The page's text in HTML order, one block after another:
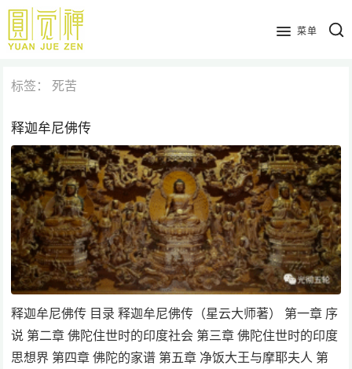
跳
主
内
菜单
标签： 死苦
释迦牟尼佛传
释迦牟尼佛传 目录 释迦牟尼佛传（星云大师著） 第一章 序
说 第二章 佛陀住世时的印度社会 第三章 佛陀住世时的印度
思想界 第四章 佛陀的家谱 第五章 净饭大王与摩耶夫人 第